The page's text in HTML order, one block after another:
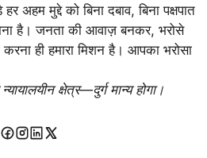
अहम मुद्दे को बिना दबाव, बिना पक्षपात
है। जनता की आवाज़ बनकर, भरोसे
ही हमारा मिशन है। आपका भरोसा
क्षेत्र—दुर्ग मान्य होगा।